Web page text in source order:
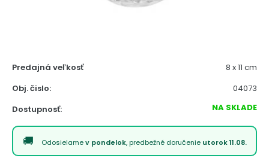
Predajná veľkosť
8 x 11 cm
Obj. čislo:
04073
Dostupnosť:
NA SKLADE
Odosielamev pondelok, predbežné doručenie utorok 11.08.